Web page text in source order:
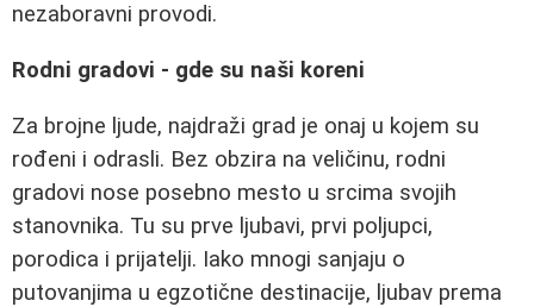
nezaboravni provodi.
Rodni gradovi - gde su naši koreni
Za brojne ljude, najdraži grad je onaj u kojem su
rođeni i odrasli. Bez obzira na veličinu, rodni
gradovi nose posebno mesto u srcima svojih
stanovnika. Tu su prve ljubavi, prvi poljupci,
porodica i prijatelji. Iako mnogi sanjaju o
putovanjima u egzotične destinacije, ljubav prema